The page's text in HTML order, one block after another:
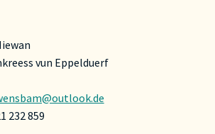
vun Eppelduerf
232 859